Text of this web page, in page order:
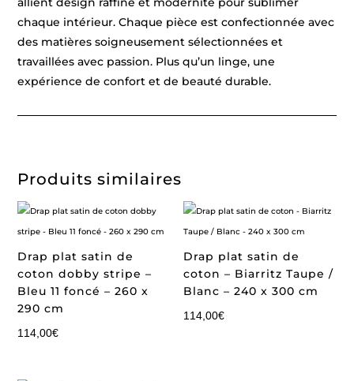
chaque intérieur. Chaque pièce est confectionnée avec
des matières soigneusement sélectionnées et
travaillées avec passion. Plus qu’un linge, une
expérience de confort et de beauté durable.
Produits similaires
Drap plat satin de
coton dobby stripe –
Bleu 11 foncé – 260 x
290 cm
114,00€
Drap plat satin de
coton – Biarritz Taupe /
Blanc – 240 x 300 cm
114,00€